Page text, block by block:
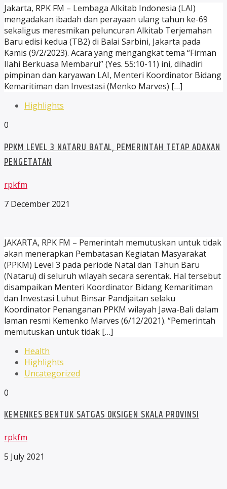
Jakarta, RPK FM – Lembaga Alkitab Indonesia (LAI)
mengadakan ibadah dan perayaan ulang tahun ke-69
sekaligus meresmikan peluncuran Alkitab Terjemahan
Baru edisi kedua (TB2) di Balai Sarbini, Jakarta pada
Kamis (9/2/2023). Acara yang mengangkat tema “Firman
Ilahi Berkuasa Membarui” (Yes. 55:10-11) ini, dihadiri
pimpinan dan karyawan LAI, Menteri Koordinator Bidang
Kemaritiman dan Investasi (Menko Marves) […]
Highlights
0
PPKM LEVEL 3 NATARU BATAL, PEMERINTAH TETAP ADAKAN
PENGETATAN
rpkfm
7 December 2021
JAKARTA, RPK FM – Pemerintah memutuskan untuk tidak
akan menerapkan Pembatasan Kegiatan Masyarakat
(PPKM) Level 3 pada periode Natal dan Tahun Baru
(Nataru) di seluruh wilayah secara serentak. Hal tersebut
disampaikan Menteri Koordinator Bidang Kemaritiman
dan Investasi Luhut Binsar Pandjaitan selaku
Koordinator Penanganan PPKM wilayah Jawa-Bali dalam
laman resmi Kemenko Marves (6/12/2021). “Pemerintah
memutuskan untuk tidak […]
Health
Highlights
Uncategorized
0
KEMENKES BENTUK SATGAS OKSIGEN SKALA PROVINSI
rpkfm
5 July 2021